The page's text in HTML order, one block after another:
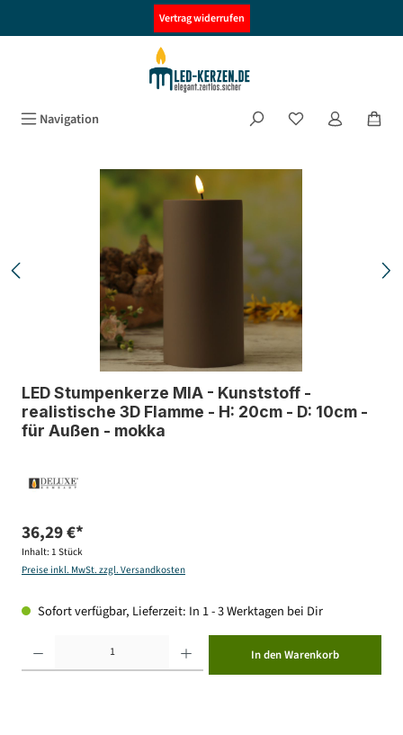
Vertrag widerrufen
Navigation
Bildergalerie überspringen
LED Stumpenkerze MIA - Kunststoff -
realistische 3D Flamme - H: 20cm - D: 10cm -
für Außen - mokka
36,29 €*
Inhalt: 1 Stück
Preise inkl. MwSt. zzgl. Versandkosten
Sofort verfügbar, Lieferzeit: In 1 - 3 Werktagen bei Dir
In den Warenkorb